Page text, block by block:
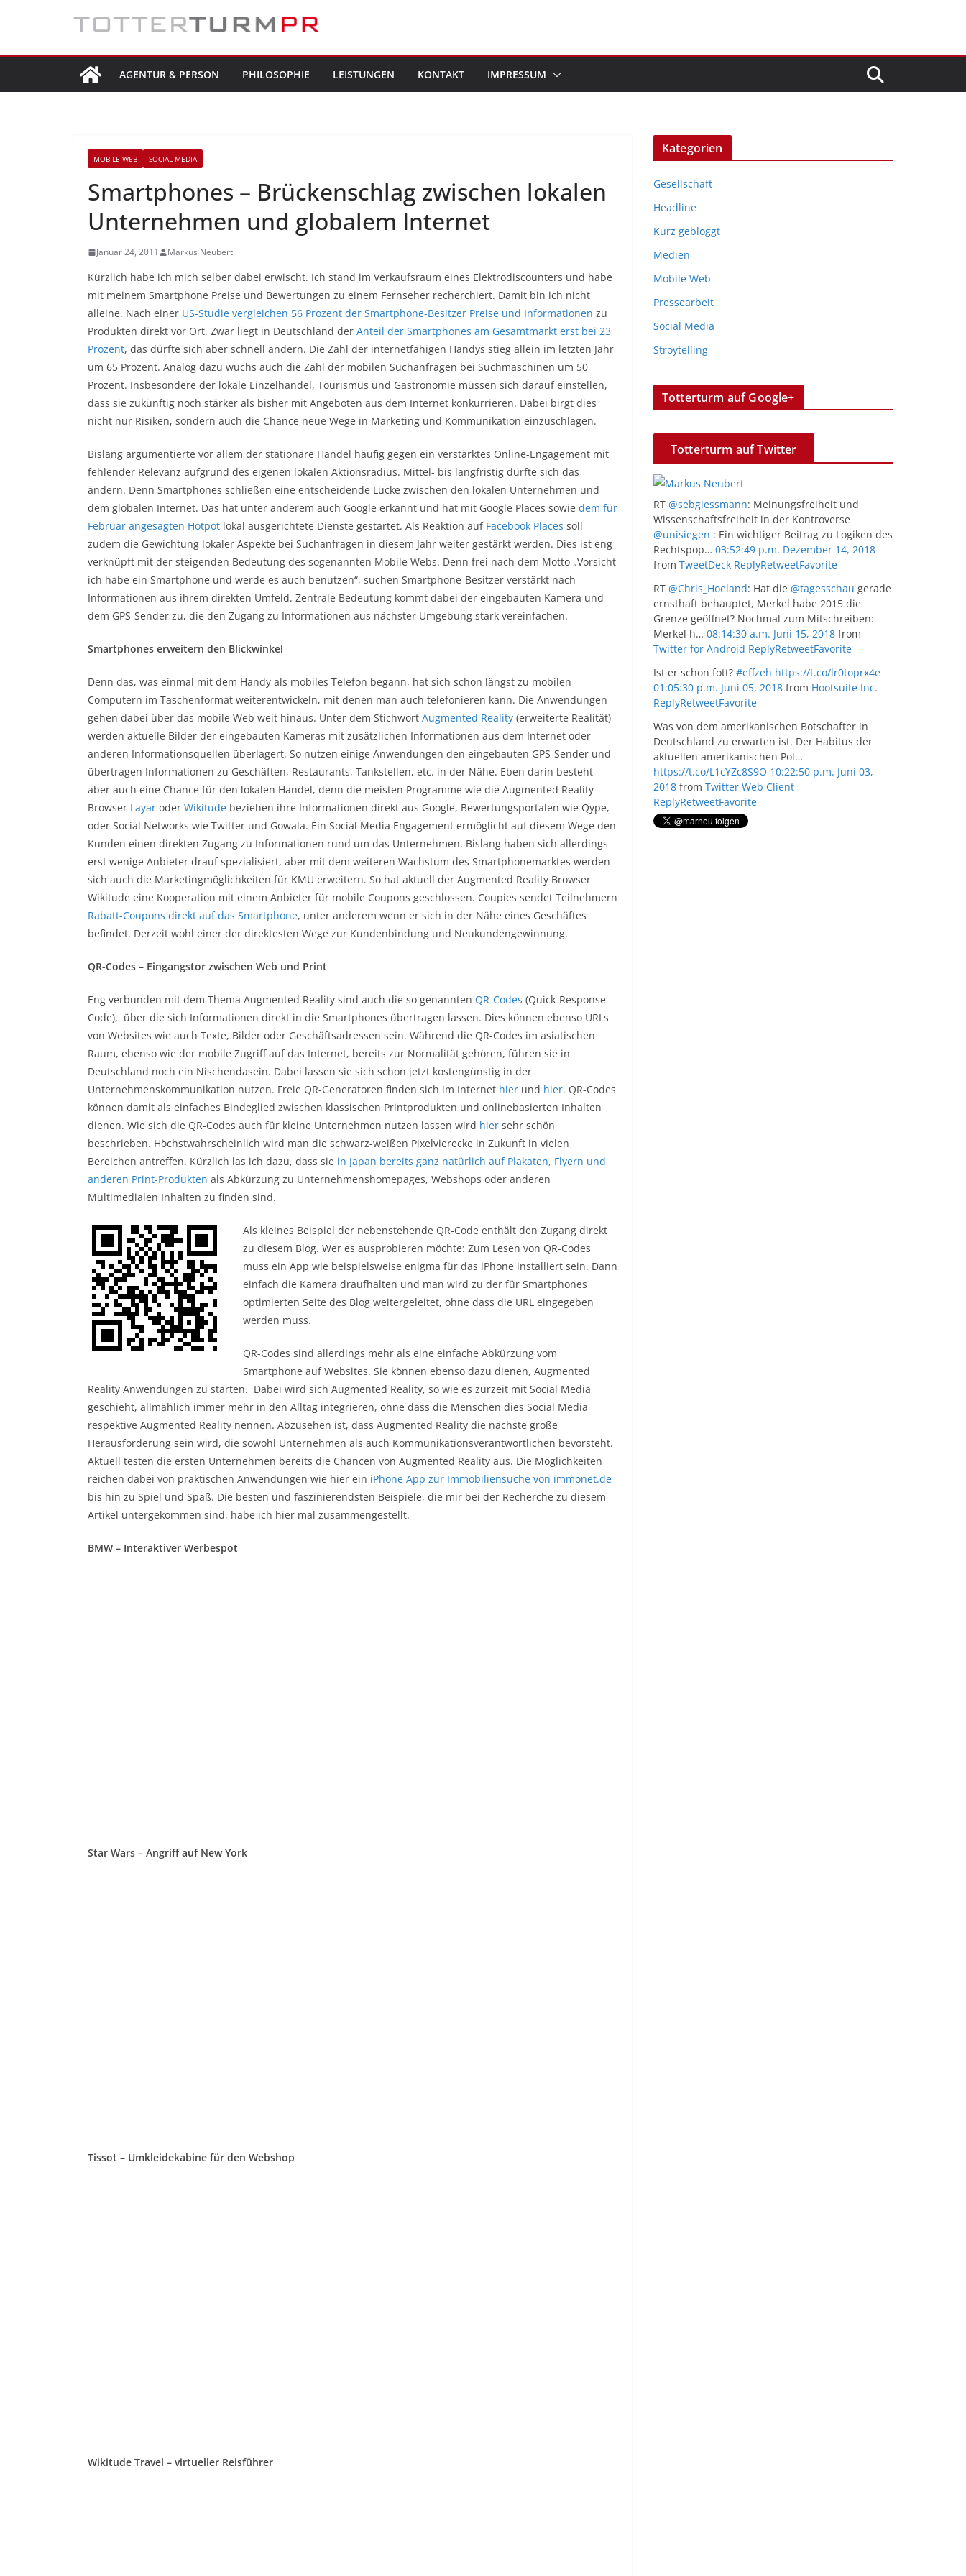
AGENTUR & PERSON PHILOSOPHIE LEISTUNGEN KONTAKT IMPRESSUM
MOBILE WEB SOCIAL MEDIA
Smartphones – Brückenschlag zwischen lokalen
Unternehmen und globalem Internet
Januar 24, 2011 Markus Neubert
Kürzlich habe ich mich selber dabei erwischt. Ich stand im Verkaufsraum eines Elektrodiscounters und habe
mit meinem Smartphone Preise und Bewertungen zu einem Fernseher recherchiert. Damit bin ich nicht
alleine. Nach einer US-Studie vergleichen 56 Prozent der Smartphone-Besitzer Preise und Informationen zu
Produkten direkt vor Ort. Zwar liegt in Deutschland der Anteil der Smartphones am Gesamtmarkt erst bei 23
Prozent, das dürfte sich aber schnell ändern. Die Zahl der internetfähigen Handys stieg allein im letzten Jahr
um 65 Prozent. Analog dazu wuchs auch die Zahl der mobilen Suchanfragen bei Suchmaschinen um 50
Prozent. Insbesondere der lokale Einzelhandel, Tourismus und Gastronomie müssen sich darauf einstellen,
dass sie zukünftig noch stärker als bisher mit Angeboten aus dem Internet konkurrieren. Dabei birgt dies
nicht nur Risiken, sondern auch die Chance neue Wege in Marketing und Kommunikation einzuschlagen.
Bislang argumentierte vor allem der stationäre Handel häufig gegen ein verstärktes Online-Engagement mit
fehlender Relevanz aufgrund des eigenen lokalen Aktionsradius. Mittel- bis langfristig dürfte sich das
ändern. Denn Smartphones schließen eine entscheidende Lücke zwischen den lokalen Unternehmen und
dem globalen Internet. Das hat unter anderem auch Google erkannt und hat mit Google Places sowie dem für
Februar angesagten Hotpot lokal ausgerichtete Dienste gestartet. Als Reaktion auf Facebook Places soll
zudem die Gewichtung lokaler Aspekte bei Suchanfragen in diesem Jahr weiter gestärkt werden. Dies ist eng
verknüpft mit der steigenden Bedeutung des sogenannten Mobile Webs. Denn frei nach dem Motto „Vorsicht
ich habe ein Smartphone und werde es auch benutzen“, suchen Smartphone-Besitzer verstärkt nach
Informationen aus ihrem direkten Umfeld. Zentrale Bedeutung kommt dabei der eingebauten Kamera und
dem GPS-Sender zu, die den Zugang zu Informationen aus nächster Umgebung stark vereinfachen.
Smartphones erweitern den Blickwinkel
Denn das, was einmal mit dem Handy als mobiles Telefon begann, hat sich schon längst zu mobilen
Computern im Taschenformat weiterentwickeln, mit denen man auch telefonieren kann. Die Anwendungen
gehen dabei über das mobile Web weit hinaus. Unter dem Stichwort Augmented Reality (erweiterte Realität)
werden aktuelle Bilder der eingebauten Kameras mit zusätzlichen Informationen aus dem Internet oder
anderen Informationsquellen überlagert. So nutzen einige Anwendungen den eingebauten GPS-Sender und
übertragen Informationen zu Geschäften, Restaurants, Tankstellen, etc. in der Nähe. Eben darin besteht
aber auch eine Chance für den lokalen Handel, denn die meisten Programme wie die Augmented Reality-
Browser Layar oder Wikitude beziehen ihre Informationen direkt aus Google, Bewertungsportalen wie Qype,
oder Social Networks wie Twitter und Gowala. Ein Social Media Engagement ermöglicht auf diesem Wege den
Kunden einen direkten Zugang zu Informationen rund um das Unternehmen. Bislang haben sich allerdings
erst wenige Anbieter drauf spezialisiert, aber mit dem weiteren Wachstum des Smartphonemarktes werden
sich auch die Marketingmöglichkeiten für KMU erweitern. So hat aktuell der Augmented Reality Browser
Wikitude eine Kooperation mit einem Anbieter für mobile Coupons geschlossen. Coupies sendet Teilnehmern
Rabatt-Coupons direkt auf das Smartphone, unter anderem wenn er sich in der Nähe eines Geschäftes
befindet. Derzeit wohl einer der direktesten Wege zur Kundenbindung und Neukundengewinnung.
QR-Codes – Eingangstor zwischen Web und Print
Eng verbunden mit dem Thema Augmented Reality sind auch die so genannten QR-Codes (Quick-Response-
Code), über die sich Informationen direkt in die Smartphones übertragen lassen. Dies können ebenso URLs
von Websites wie auch Texte, Bilder oder Geschäftsadressen sein. Während die QR-Codes im asiatischen
Raum, ebenso wie der mobile Zugriff auf das Internet, bereits zur Normalität gehören, führen sie in
Deutschland noch ein Nischendasein. Dabei lassen sie sich schon jetzt kostengünstig in der
Unternehmenskommunikation nutzen. Freie QR-Generatoren finden sich im Internet hier und hier. QR-Codes
können damit als einfaches Bindeglied zwischen klassischen Printprodukten und onlinebasierten Inhalten
dienen. Wie sich die QR-Codes auch für kleine Unternehmen nutzen lassen wird hier sehr schön
beschrieben. Höchstwahrscheinlich wird man die schwarz-weißen Pixelvierecke in Zukunft in vielen
Bereichen antreffen. Kürzlich las ich dazu, dass sie in Japan bereits ganz natürlich auf Plakaten, Flyern und
anderen Print-Produkten als Abkürzung zu Unternehmenshomepages, Webshops oder anderen
Multimedialen Inhalten zu finden sind.
Als kleines Beispiel der nebenstehende QR-Code enthält den Zugang direkt
zu diesem Blog. Wer es ausprobieren möchte: Zum Lesen von QR-Codes
muss ein App wie beispielsweise enigma für das iPhone installiert sein. Dann
einfach die Kamera draufhalten und man wird zu der für Smartphones
optimierten Seite des Blog weitergeleitet, ohne dass die URL eingegeben
werden muss.
QR-Codes sind allerdings mehr als eine einfache Abkürzung vom
Smartphone auf Websites. Sie können ebenso dazu dienen, Augmented
Reality Anwendungen zu starten. Dabei wird sich Augmented Reality, so wie es zurzeit mit Social Media
geschieht, allmählich immer mehr in den Alltag integrieren, ohne dass die Menschen dies Social Media
respektive Augmented Reality nennen. Abzusehen ist, dass Augmented Reality die nächste große
Herausforderung sein wird, die sowohl Unternehmen als auch Kommunikationsverantwortlichen bevorsteht.
Aktuell testen die ersten Unternehmen bereits die Chancen von Augmented Reality aus. Die Möglichkeiten
reichen dabei von praktischen Anwendungen wie hier ein iPhone App zur Immobiliensuche von immonet.de
bis hin zu Spiel und Spaß. Die besten und faszinierendsten Beispiele, die mir bei der Recherche zu diesem
Artikel untergekommen sind, habe ich hier mal zusammengestellt.
BMW – Interaktiver Werbespot
Star Wars – Angriff auf New York
Tissot – Umkleidekabine für den Webshop
Wikitude Travel – virtueller Reisführer
Kategorien
Gesellschaft
Headline
Kurz gebloggt
Medien
Mobile Web
Pressearbeit
Social Media
Stroytelling
Totterturm auf Google+
Totterturm auf Twitter
RT @sebgiessmann: Meinungsfreiheit und
Wissenschaftsfreiheit in der Kontroverse
@unisiegen : Ein wichtiger Beitrag zu Logiken des
Rechtspop… 03:52:49 p.m. Dezember 14, 2018
from TweetDeck ReplyRetweetFavorite
RT @Chris_Hoeland: Hat die @tagesschau gerade
ernsthaft behauptet, Merkel habe 2015 die
Grenze geöffnet? Nochmal zum Mitschreiben:
Merkel h… 08:14:30 a.m. Juni 15, 2018 from
Twitter for Android ReplyRetweetFavorite
Ist er schon fott? #effzeh https://t.co/lr0toprx4e
01:05:30 p.m. Juni 05, 2018 from Hootsuite Inc.
ReplyRetweetFavorite
Was von dem amerikanischen Botschafter in
Deutschland zu erwarten ist. Der Habitus der
aktuellen amerikanischen Pol…
https://t.co/L1cYZc8S9O 10:22:50 p.m. Juni 03,
2018 from Twitter Web Client
ReplyRetweetFavorite